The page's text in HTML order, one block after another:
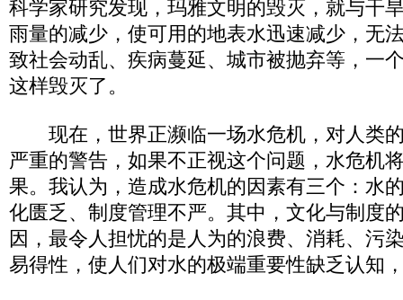
科学家研究发现，玛雅文明的毁灭，就与干
雨量的减少，使可用的地表水迅速减少，无
致社会动乱、疾病蔓延、城市被抛弃等，一
这样毁灭了。
现在，世界正濒临一场水危机，对人类
严重的警告，如果不正视这个问题，水危机
果。我认为，造成水危机的因素有三个：水
化匮乏、制度管理不严。其中，文化与制度
因，最令人担忧的是人为的浪费、消耗、污
易得性，使人们对水的极端重要性缺乏认知